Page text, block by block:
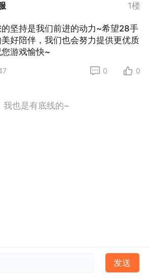
1楼
坚持是我们前进的动力~希望28手
好陪伴，我们也会努力提供更优质
游戏愉快~
0 0
我也是有底线的~
发送